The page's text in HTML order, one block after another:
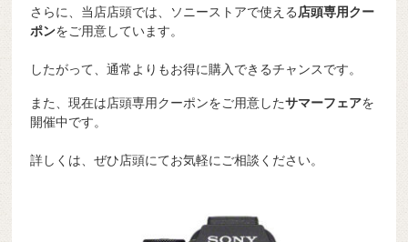
さらに、当店店頭では、ソニーストアで使える 店頭専用クー
ポンをご用意しています。
したがって、通常よりもお得に購入できるチャンスです。
また、現在は店頭専用クーポンをご用意したサマーフェアを
開催中です。
詳しくは、ぜひ店頭にてお気軽にご相談ください。